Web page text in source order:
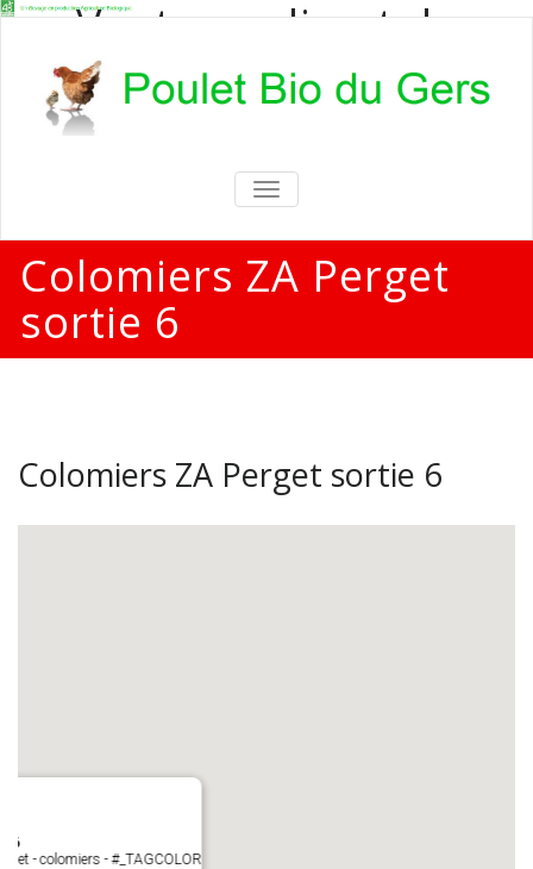
Vente en direct de
poulets bio
Vente en direct de poulets bio aux
particuliers et professionnels
TOGGLE
NAVIGATION
Colomiers ZA Perget
sortie 6
Colomiers ZA Perget sortie 6
- colomiers - #_TAGCOLOR